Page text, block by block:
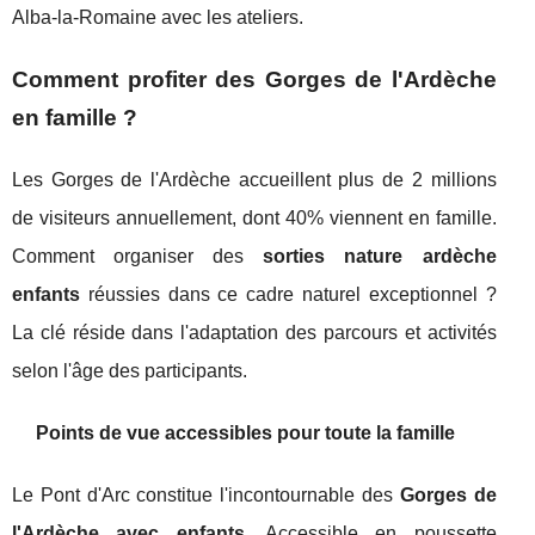
Alba-la-Romaine avec les ateliers.
Comment profiter des Gorges de l'Ardèche
en famille ?
Les Gorges de l'Ardèche accueillent plus de 2 millions
de visiteurs annuellement, dont 40% viennent en famille.
Comment organiser dessorties nature ardèche
enfants réussies dans ce cadre naturel exceptionnel ?
La clé réside dans l'adaptation des parcours et activités
selon l'âge des participants.
Points de vue accessibles pour toute la famille
Le Pont d'Arc constitue l'incontournable des Gorges de